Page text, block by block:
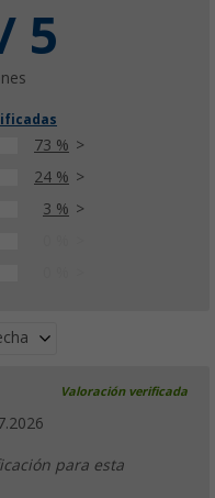
5
73 %
24 %
3 %
Valoración verificada
para esta